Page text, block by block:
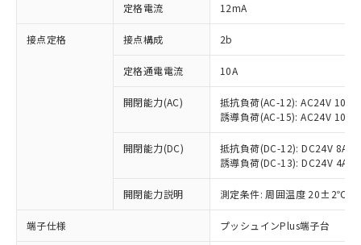
定格電流 12mA
接点定格 接点構成 2b
定格通電電流 10A
開閉能力(AC)
抵抗負荷(AC-12): AC24V 10A/
誘導負荷(AC-15): AC24V
開閉能力(DC)
抵抗負荷(DC-12): DC24V 8A/
誘導負荷(DC-13): DC24V 4A/
開閉能力説明 測定条件: 周囲温度 20±2℃、
端子仕様 プッシュインPlus端子台
ご利用条件
以下の条件をお読みいただき、同意のうえ
ご利用ください。
本サービスは、当社制御機器事業取扱
商品の当社在庫状況および標準価格
(税抜)を提供させていただくもので
当社制御機器事業取扱商品の中には、
対応済み：EU RoHS指令（10物質）の
非含有に対応した製品が提供可能な商品で
す。
対応予定：EU RoHS指令（10物質）の非含
有に対応した製品に切り替える予定のある
対応予定なし：EU RoHS指令（10物質）の
非含有に非対応の商品で、対応品を出す予
定はありません。
調査・確認中：EU RoHS指令（10物質）の
非含有の対応状況を調査中または確認中の
非該当品：ライセンス料など無形物で、有
害物質有無と関係のない商品です。
「○」：最大均質材料含有率が中国RoHSの
基準値以下であることを示します。